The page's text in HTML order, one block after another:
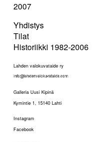
2007
Yhdistys
Tilat
Historiikki 1982-2006
Lahden valokuvataide ry
Galleria Uusi Kipinä
Kymintie 1, 15140 Lahti
Instagram
Facebook